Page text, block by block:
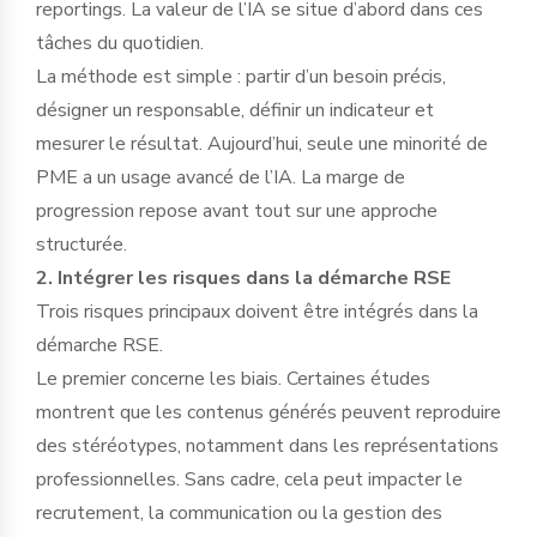
reportings. La valeur de l’IA se situe d’abord dans ces
tâches du quotidien.
La méthode est simple : partir d’un besoin précis,
désigner un responsable, définir un indicateur et
mesurer le résultat. Aujourd’hui, seule une minorité de
PME a un usage avancé de l’IA. La marge de
progression repose avant tout sur une approche
structurée.
2. Intégrer les risques dans la démarche RSE
Trois risques principaux doivent être intégrés dans la
démarche RSE.
Le premier concerne les biais. Certaines études
montrent que les contenus générés peuvent reproduire
des stéréotypes, notamment dans les représentations
professionnelles. Sans cadre, cela peut impacter le
recrutement, la communication ou la gestion des